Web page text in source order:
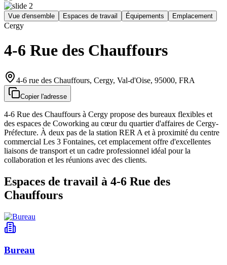
Vue d'ensemble Espaces de travail Équipements Emplacement
Cergy
4-6 Rue des Chauffours
4-6 rue des Chauffours, Cergy, Val-d'Oise, 95000, FRA
Copier l'adresse
4-6 Rue des Chauffours à Cergy propose des bureaux flexibles et
des espaces de Coworking au cœur du quartier d'affaires de Cergy-
Préfecture. À deux pas de la station RER A et à proximité du centre
commercial Les 3 Fontaines, cet emplacement offre d'excellentes
liaisons de transport et un cadre professionnel idéal pour la
collaboration et les réunions avec des clients.
Espaces de travail à 4-6 Rue des
Chauffours
Bureau